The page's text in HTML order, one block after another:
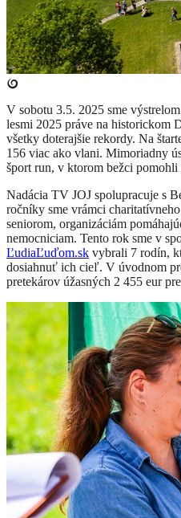
V sobotu 3.5. 2025 sme
lesmi 2025 práve na historickom
všetky doterajšie rekordy. Na
156 viac ako vlani. Mimoriadny
šport run, v ktorom bežci
Nadácia TV JOJ spolupracuje s
ročníky sme vrámci
seniorom, organizáciám
nemocniciam. Tento rok sme v
ĽudiaĽuďom.sk vybrali 7 rodín,
dosiahnuť ich cieľ. V úvodnom
pretekárov úžasných 2 455 eur